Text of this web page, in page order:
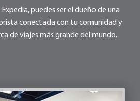
puedes ser el dueño de una
conectada con tu comunidad y
de viajes más grande del mundo.